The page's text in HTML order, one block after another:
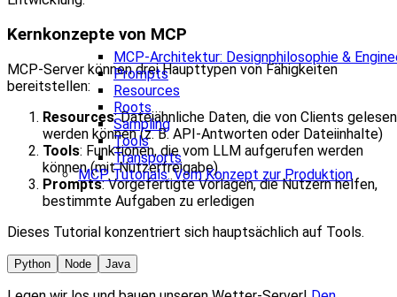
MCP-Architektur: Designphilosophie &
Prompts
Resources
Roots
Sampling
Tools
Transports
MCP Tutorials: Vom Konzept zur Produktion
Kernkonzepte von MCP
MCP‑Server können drei Haupttypen von Fähigkeiten
bereitstellen:
Resources: Dateiähnliche Daten, die von Clients gelesen
werden können (z. B. API‑Antworten oder Dateiinhalte)
Tools: Funktionen, die vom LLM aufgerufen werden
können (mit Nutzerfreigabe)
Prompts: Vorgefertigte Vorlagen, die Nutzern helfen,
bestimmte Aufgaben zu erledigen
Dieses Tutorial konzentriert sich hauptsächlich auf Tools.
Python Node Java